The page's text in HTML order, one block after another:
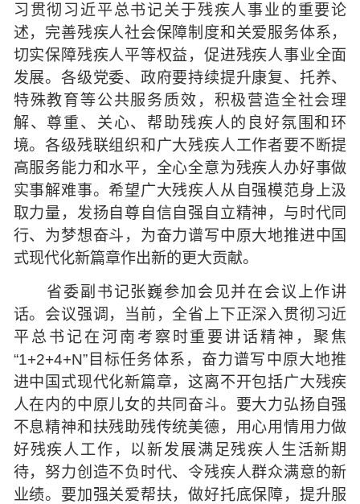
习贯彻习近平总书记关于残疾人事业的重要论
述，完善残疾人社会保障制度和关爱服务体系，
切实保障残疾人平等权益，促进残疾人事业全面
发展。各级党委、政府要持续提升康复、托养、
特殊教育等公共服务质效，积极营造全社会理
解、尊重、关心、帮助残疾人的良好氛围和环
境。各级残联组织和广大残疾人工作者要不断提
高服务能力和水平，全心全意为残疾人办好事做
实事解难事。希望广大残疾人从自强模范身上汲
取力量，发扬自尊自信自强自立精神，与时代同
行、为梦想奋斗，为奋力谱写中原大地推进中国
式现代化新篇章作出新的更大贡献。
省委副书记张巍参加会见并在会议上作讲
话。会议强调，当前，全省上下正深入贯彻习近
平总书记在河南考察时重要讲话精神，聚焦
“1+2+4+N”目标任务体系，奋力谱写中原大地推
进中国式现代化新篇章，这离不开包括广大残疾
人在内的中原儿女的共同奋斗。要大力弘扬自强
不息精神和扶残助残传统美德，用心用情用力做
好残疾人工作，以新发展满足残疾人生活新期
待，努力创造不负时代、令残疾人群众满意的新
业绩。要加强关爱帮扶，做好托底保障，提升服